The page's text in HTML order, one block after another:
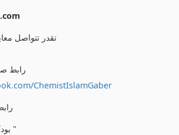
تقدر تتواصل
رابط
ChemistIslamGaber
" بودكاست بصمة كيميائية "